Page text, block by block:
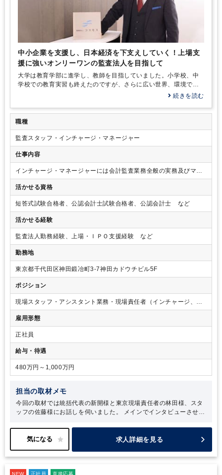
中小企業を支援し、日本経済を下支えしていく！上場支
援に強いオンリーワンの監査法人を目指して
大学は教育学部に進学し、教師を目指していました。小学校、中
学校での教育実習も終えたのですが、さらに広い世界、環境で仕
事をしていきたいと思うようになり、家業の関係から税理士事務
し、そこで興味を持ったのが「公認会計士」という資格です。
続きを読む
職種
監査スタッフ・インチャージ・マネージャー
仕事内容
インチャージ・マネージャーには会計監査業務全般の実務及びマネ
ージングをお任せします。国際税務、上場支援、上場コンサルティ
ング、資本政策などの幅広い業務の担当をお願いする場合がありま
す。
活かせる資格
短答式試験合格者、公認会計士試験合格者、公認会計士 など
活かせる経験
監査法人勤務経験、上場・ＩＰＯ支援経験 など
勤務地
東京都千代田区神田鍛冶町3-7神田カドウチビル5F
ポジション
現場スタッフ・アシスタント業務・現場責任者（インチャージ、マ
ネージャー）
雇用形態
正社員
給与・待遇
480万円～1,000万円
担当の取材メモ
今回の取材では統括代表の新開様と東京現場責任者の林田様、スタ
ッフの佐藤様にお話しを伺いました。
いたことが印象的でした。その想いは監査法人コスモスの経営理念
に強く反映されています。
く、「監査法人の組織メンバーの成長や幸福に貢献」することも理
求人詳細を見る
NEW 正社員 直接応募